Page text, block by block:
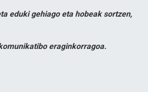
eduki gehiago eta hobeak sortzen,
eraginkorragoa.